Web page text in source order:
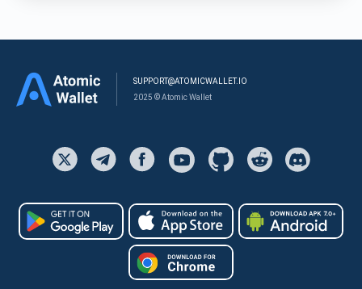
SUPPORT@ATOMICWALLET.IO
2025 © Atomic Wallet